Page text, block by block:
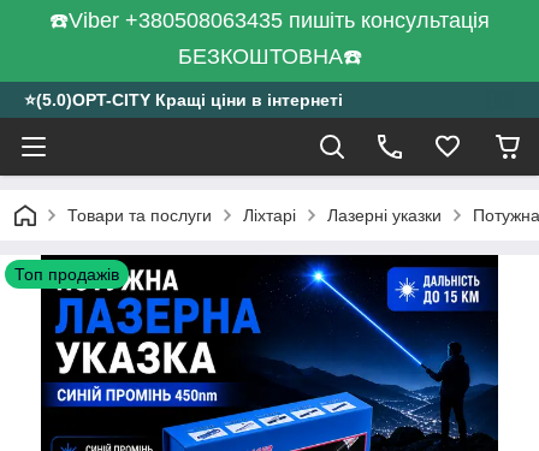
☎️Viber +380508063435 пишіть консультація
БЕЗКОШТОВНА☎️
⭐️(5.0)OPT-CITY Кращі ціни в інтернеті
Товари та послуги Ліхтарі Лазерні указки
Топ продажів